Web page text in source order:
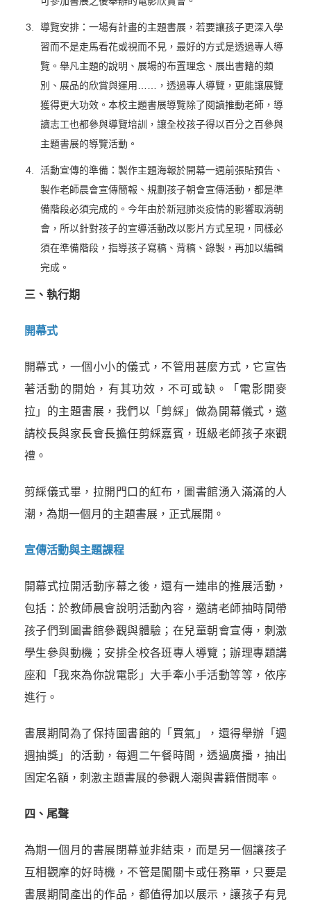
導覽安排：一場有計畫的主題書展，若要讓孩子更深入學
習而不是走馬看花或視而不見，最好的方式是透過專人導
覽。舉凡主題的說明、展場的布置理念、展出書籍的類
別、展品的欣賞與運用……，透過專人導覽，更能讓展覽
獲得更大功效。本校主題書展導覽除了閱讀推動老師，導
讀志工也都參與導覽培訓，讓全校孩子得以百分之百參與
主題書展的導覽活動。
活動宣傳的準備：製作主題海報於開幕一週前張貼預告、
製作老師晨會宣傳簡報、規劃孩子朝會宣傳活動，都是準
備階段必須完成的。今年由於新冠肺炎疫情的影響取消朝
會，所以針對孩子的宣導活動改以影片方式呈現，同樣必
須在準備階段，指導孩子寫稿、背稿、錄製，再加以編輯
完成。
三、執行期
開幕式
開幕式，一個小小的儀式，不管用甚麼方式，它宣告
著活動的開始，有其功效，不可或缺。「電影開麥
拉」的主題書展，我們以「剪綵」做為開幕儀式，邀
請校長與家長會長擔任剪綵嘉賓，班級老師孩子來觀
禮。
剪綵儀式畢，拉開門口的紅布，圖書館湧入滿滿的人
潮，為期一個月的主題書展，正式展開。
宣傳活動與主題課程
開幕式拉開活動序幕之後，還有一連串的推展活動，
包括：於教師晨會說明活動內容，邀請老師抽時間帶
孩子們到圖書館參觀與體驗；在兒童朝會宣傳，刺激
學生參與動機；安排全校各班專人導覽；辦理專題講
座和「我來為你說電影」大手牽小手活動等等，依序
進行。
書展期間為了保持圖書館的「買氣」，還得舉辦「週
週抽獎」的活動，每週二午餐時間，透過廣播，抽出
固定名額，刺激主題書展的參觀人潮與書籍借閱率。
四、尾聲
為期一個月的書展閉幕並非結束，而是另一個讓孩子
互相觀摩的好時機，不管是闖關卡或任務單，只要是
書展期間產出的作品，都值得加以展示，讓孩子有見